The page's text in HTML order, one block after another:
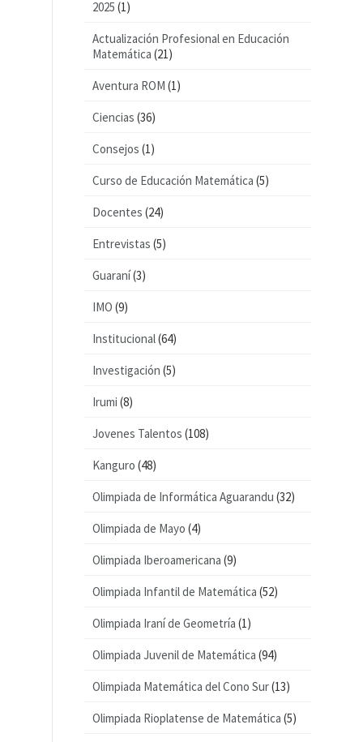
2025 (1)
Actualización Profesional en Educación
Matemática (21)
Aventura ROM (1)
Ciencias (36)
Consejos (1)
Curso de Educación Matemática (5)
Docentes (24)
Entrevistas (5)
Guaraní(3)
IMO (9)
Institucional(64)
Investigación (5)
Irumi (8)
Jovenes Talentos (108)
Kanguro (48)
Olimpiada de Informática Aguarandu (32)
Olimpiada de Mayo (4)
Olimpiada Iberoamericana (9)
Olimpiada Infantil de Matemática (52)
Olimpiada Iraní de Geometría (1)
Olimpiada Juvenil de Matemática (94)
Olimpiada Matemática del Cono Sur(13)
Olimpiada Rioplatense de Matemática (5)